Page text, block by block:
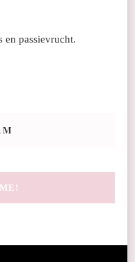
en passievrucht.